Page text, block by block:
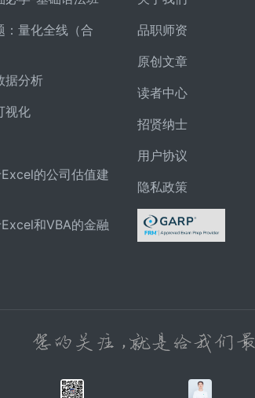
量化全线（合
据分析
视化
的公司估值建
和VBA的金融
品职师资
原创文章
读者中心
招贤纳士
用户协议
隐私政策